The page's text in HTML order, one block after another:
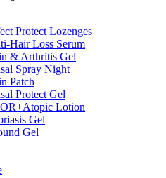
Protect Lozenges
Hair Loss Serum
& Arthritis Gel
Spray Night
Patch
Protect Gel
Lotion
Gel
Gel